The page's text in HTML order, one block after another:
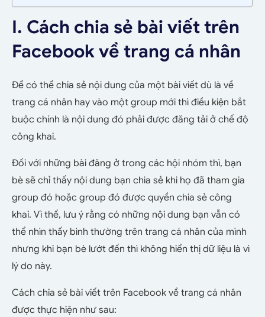
I. Cách chia sẻ bài viết trên
Facebook về trang cá nhân
Để có thể chia sẻ nội dung của một bài viết dù là về
trang cá nhân hay vào một group mới thì điều kiện bắt
buộc chính là nội dung đó phải được đăng tải ở chế độ
công khai.
Đối với những bài đăng ở trong các hội nhóm thì, bạn
bè sẽ chỉ thấy nội dung bạn chia sẻ khi họ đã tham gia
group đó hoặc group đó được quyền chia sẻ công
khai. Vì thế, lưu ý rằng có những nội dung bạn vẫn có
thể nhìn thấy bình thường trên trang cá nhân của mình
nhưng khi bạn bè lướt đến thì không hiển thị dữ liệu là vì
lý do này.
Cách chia sẻ bài viết trên Facebook về trang cá nhân
được thực hiện như sau: